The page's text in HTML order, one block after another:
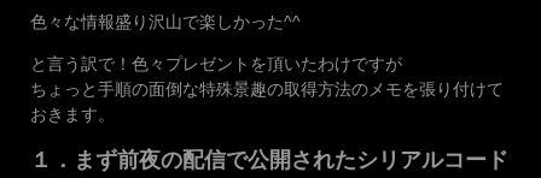
去
こ)」・
新
品
色々な情報盛り沢山で楽しかった^^
と言う訳で！色々プレゼントを頂いたわけですが
ちょっと手順の面倒な特殊景趣の取得方法のメモを張り付けて
おきます。
１．まず前夜の配信で公開されたシリアルコード